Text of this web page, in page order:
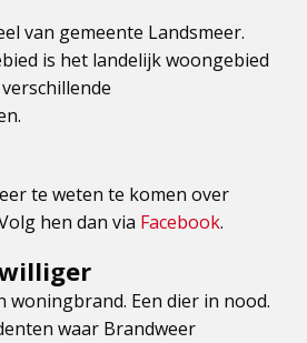
van gemeente Landsmeer.
is het landelijk woongebied
te weten te komen over
hen dan via Facebook.
woningbrand. Een dier in nood.
waar Brandweer